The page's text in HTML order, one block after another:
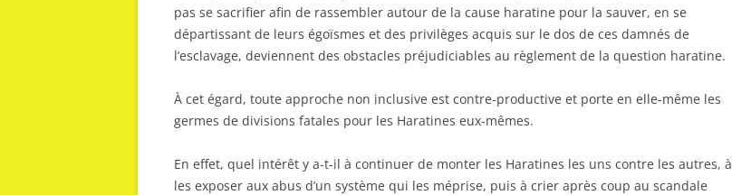
pas se sacrifier afin de rassembler autour de la cause haratine pour la sauver, en se
départissant de leurs égoïsmes et des privilèges acquis sur le dos de ces damnés de
l’esclavage, deviennent des obstacles préjudiciables au règlement de la question haratine.
À cet égard, toute approche non inclusive est contre-productive et porte en elle-même les
germes de divisions fatales pour les Haratines eux-mêmes.
En effet, quel intérêt y a-t-il à continuer de monter les Haratines les uns contre les autres, à
les exposer aux abus d’un système qui les méprise, puis à crier après coup au scandale